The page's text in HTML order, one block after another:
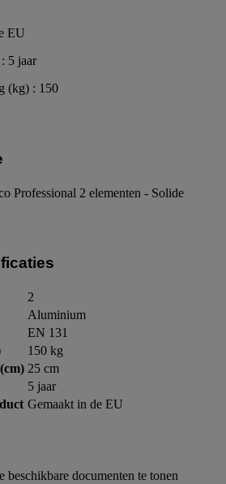
EU
5 jaar
(kg) : 150
Professional 2 elementen - Solide
2
Aluminium
EN 131
150 kg
25 cm
5 jaar
Gemaakt in de EU
beschikbare documenten te tonen